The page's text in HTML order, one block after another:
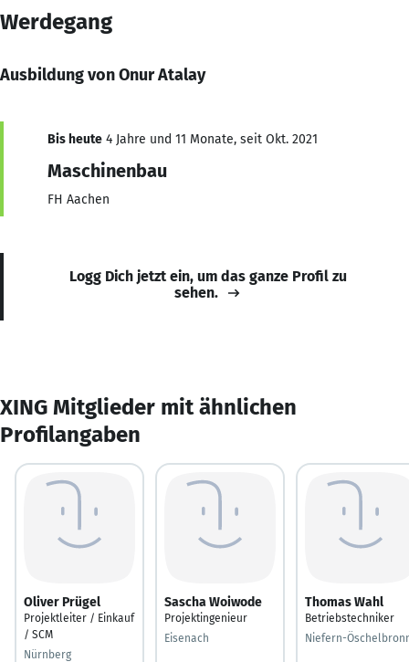
Werdegang
Ausbildung von Onur Atalay
Bis heute 4 Jahre und 11 Monate, seit Okt. 2021
Maschinenbau
FH Aachen
Logg Dich jetzt ein, um das ganze Profil zu
sehen.
XING Mitglieder mit ähnlichen
Profilangaben
Oliver Prügel
Projektleiter / Einkauf
/ SCM
Nürnberg
Sascha Woiwode
Projektingenieur
Eisenach
Thomas Wahl
Betriebstechniker
Niefern-